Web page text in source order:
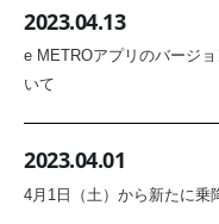
2023.04.13
e METROアプリのバージ
いて
2023.04.01
4月1日（土）から新たに乗